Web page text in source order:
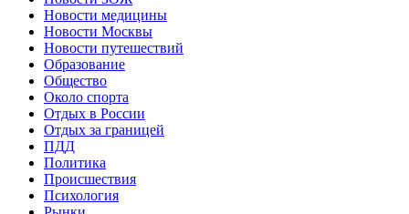
Новости медицины
Новости Москвы
Новости путешествий
Образование
Общество
Около спорта
Отдых в России
Отдых за границей
ПДД
Политика
Происшествия
Психология